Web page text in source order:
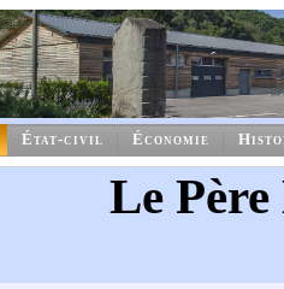
État-civil Économie
Le